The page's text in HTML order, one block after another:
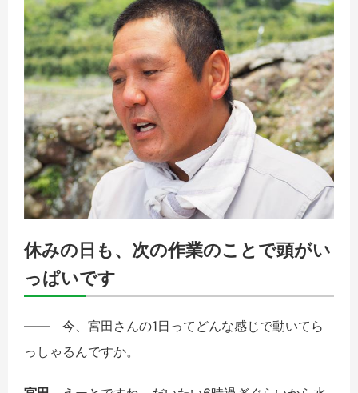
休みの日も、次の作業のことで頭がい
っぱいです
―― 今、宮田さんの1日ってどんな感じで動いてら
っしゃるんですか。